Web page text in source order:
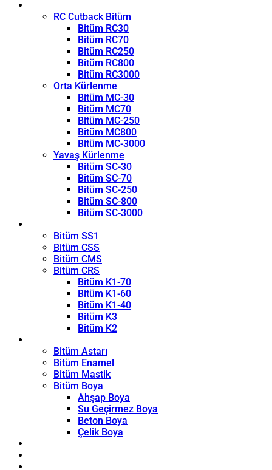
RC Cutback Bitüm
Bitüm RC30
Bitüm RC70
Bitüm RC250
Bitüm RC800
Bitüm RC3000
Orta Kürlenme
Bitüm MC-30
Bitüm MC70
Bitüm MC-250
Bitüm MC800
Bitüm MC-3000
Yavaş Kürlenme
Bitüm SC-30
Bitüm SC-70
Bitüm SC-250
Bitüm SC-800
Bitüm SC-3000
Bitüm SS1
Bitüm CSS
Bitüm CMS
Bitüm CRS
Bitüm K1-70
Bitüm K1-60
Bitüm K1-40
Bitüm K3
Bitüm K2
Bitüm Astarı
Bitüm Enamel
Bitüm Mastik
Bitüm Boya
Ahşap Boya
Su Geçirmez Boya
Beton Boya
Çelik Boya